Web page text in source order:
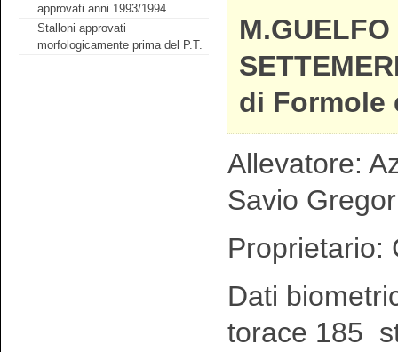
approvati anni 1993/1994
Stalloni approvati
morfologicamente prima del P.T.
M.GUELFO
di Formole
Allevatore:
Savio
Proprietario:
Dati
torace 185